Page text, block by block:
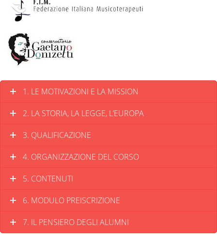
1. LE MOTIVAZIONI E LA MISSION
2. LA STORIA, LA LEGGE, L’EUROPA
3. QUALIFICAZIONE
4. ORGANIZZAZIONE DEL CORSO
5. CONTENUTI
6. MODULO PREISCRIZIONE
7. IL PENSIERO DEGLI ALUMNI